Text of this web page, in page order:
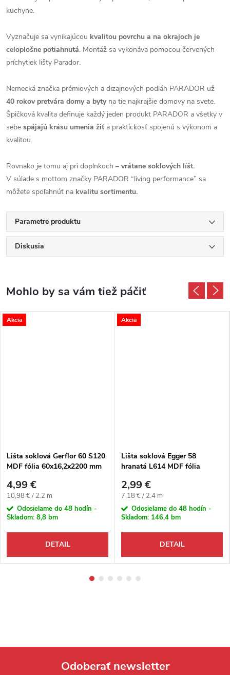
kuchyne.
Vyznačuje sa vynikajúcou kvalitou povrchu a na okrajoch je
celoplošne potiahnutá. Montáž sa vykonáva pomocou červených
príchytiek lišty Parador.
Nemecká značka prémiových a dizajnových podláh PARADOR už
40 rokov pretvára domy a byty na tie najkrajšie domovy na svete.
Špičková kvalita definuje každý jeden produkt PARADOR a všetky v
sebe spájajú krásu umenia žiť a praktickosť spojenú s výkonom a
kvalitou.
Rovnako je tomu aj pri doplnkoch – vrátane soklových líšt.
V súlade s mottom značky PARADOR “living performance” sa
môžete spoľahnúť na kvalitu sortimentu.
Parametre produktu
Diskusia
Akcia
Lišta soklová Gerflor 60 S120
MDF fólia 60x16,2x2200 mm
4,99 €
Jednotková cena:
10,98 € / 2.2 m
Odosielame do 48 hodín -
Skladom: 8,8 bm
DETAIL
Akcia
Lišta soklová Egger 58
hranatá L614 MDF fólia
2,99 €
Jednotková cena:
7,18 € / 2.4 m
Odosielame do 48 hodín -
Skladom: 146,4 bm
DETAIL
Odoberať newsletter